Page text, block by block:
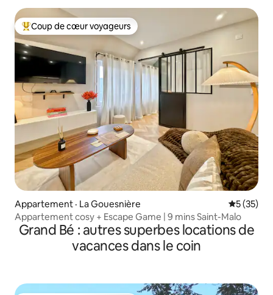
Coup de cœur voyageurs parmi les plus aimés
Coup de cœur voyageurs
Appartement · La Gouesnière Note
5 (35)
Appartement cosy + Escape Game | 9 mins Saint-Malo
Grand Bé : autres superbes locations de
vacances dans le coin